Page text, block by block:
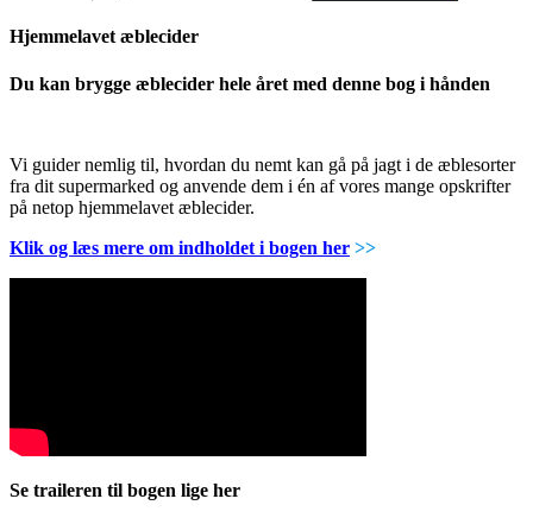
Hjemmelavet æblecider
Du kan brygge æblecider hele året med denne bog i hånden
Vi guider nemlig til, hvordan du nemt kan gå på jagt i de æblesorter
fra dit supermarked og anvende dem i én af vores mange opskrifter
på netop hjemmelavet æblecider.
Klik og læs mere om indholdet i bogen her >>
Se traileren til bogen lige her